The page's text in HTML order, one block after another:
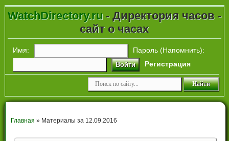
WatchDirectory.ru- Директория часов -
сайт о часах
Имя: Пароль (Напомнить):
Войти Регистрация
Главная » Материалы за 12.09.2016